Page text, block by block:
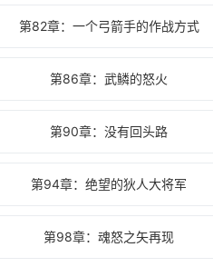
第82章：一个弓箭手的作战方式
第86章：武鳞的怒火
第90章：没有回头路
第94章：绝望的狄人大将军
第98章：魂怒之矢再现